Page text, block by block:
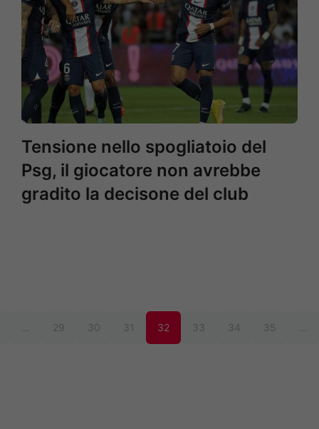
Tensione nello spogliatoio del
Psg, il giocatore non avrebbe
gradito la decisone del club
29 30 31 32 33 34 35